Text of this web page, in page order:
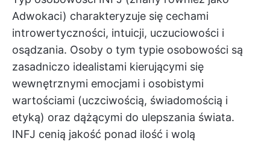
Adwokaci) charakteryzuje się cechami
introwertyczności, intuicji, uczuciowości i
osądzania. Osoby o tym typie osobowości są
zasadniczo idealistami kierującymi się
wewnętrznymi emocjami i osobistymi
wartościami (uczciwością, świadomością i
etyką) oraz dążącymi do ulepszania świata.
INFJ cenią jakość ponad ilość i wolą